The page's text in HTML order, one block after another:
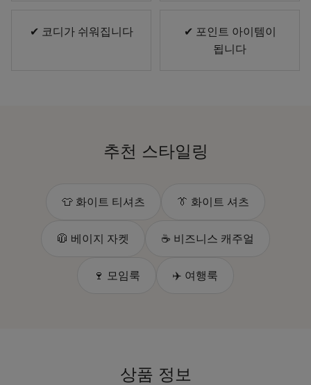
✔ 코디가 쉬워집니다
✔ 포인트 아이템이
됩니다
추천 스타일링
👕 화이트 티셔츠 👔 화이트 셔츠
🧥 베이지 자켓 ☕ 비즈니스 캐주얼
🍷 모임룩 ✈️ 여행룩
상품 정보